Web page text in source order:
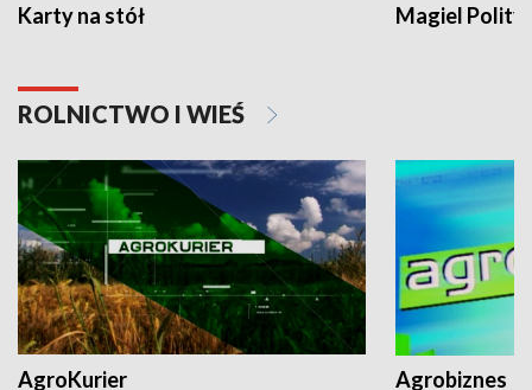
Karty na stół Magiel
ROLNICTWO I WIEŚ
AgroKurier Agrobiznes